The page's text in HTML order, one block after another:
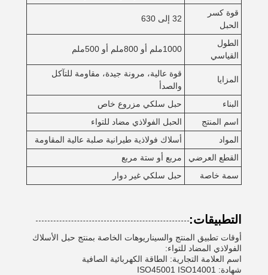
قوة كسر
الحبل
32 إلى 630
الطول
القياسي
1000ملم أو 800ملم أو 500ملم
المزايا
قوة عالية، مرونة جيدة، مقاومة للتآكل
والصدأ
البناء
حبل سلكي مزروع خاص
اسم المنتج
الحبل الفولاذي مضاد للتواء
المواد
أسلاك فولاذية طيرانية صلبة عالية المقاومة
القطع العرضي
مربع أو ستة مربع
سمة خاصة
حبل سلكي غير دوار
التطبيقات:
أوقات تطبيق المنتج والسيناريوهات الخاصة بمنتج حبل الأسلاك
الفولاذي المضاد للتواء:
اسم العلامة التجارية: الطاقة الكهربائية الصافية
شهادة: ISO45001 ISO14001